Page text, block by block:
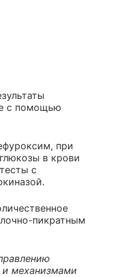
с помощью
при
в крови
с
пикратным
механизмами